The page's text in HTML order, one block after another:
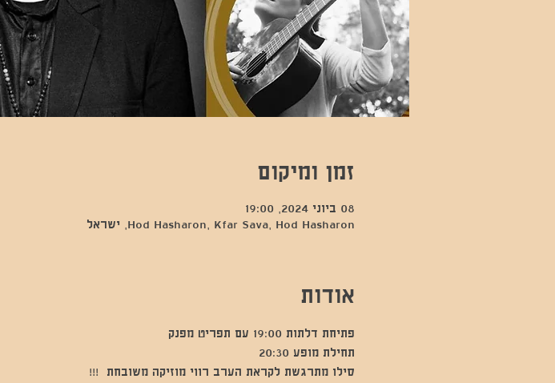
זמן ומיקום
08 ביוני 2024, 19:00
Hod Hasharon, Kfar Sava, Hod Hasharon, ישראל
אודות
פתיחת דלתות 19:00 עם תפריט מפנק
תחילת מופע 20:30
סילו מתרגשת לקראת הערב רווי מוזיקה משובחת  !!!